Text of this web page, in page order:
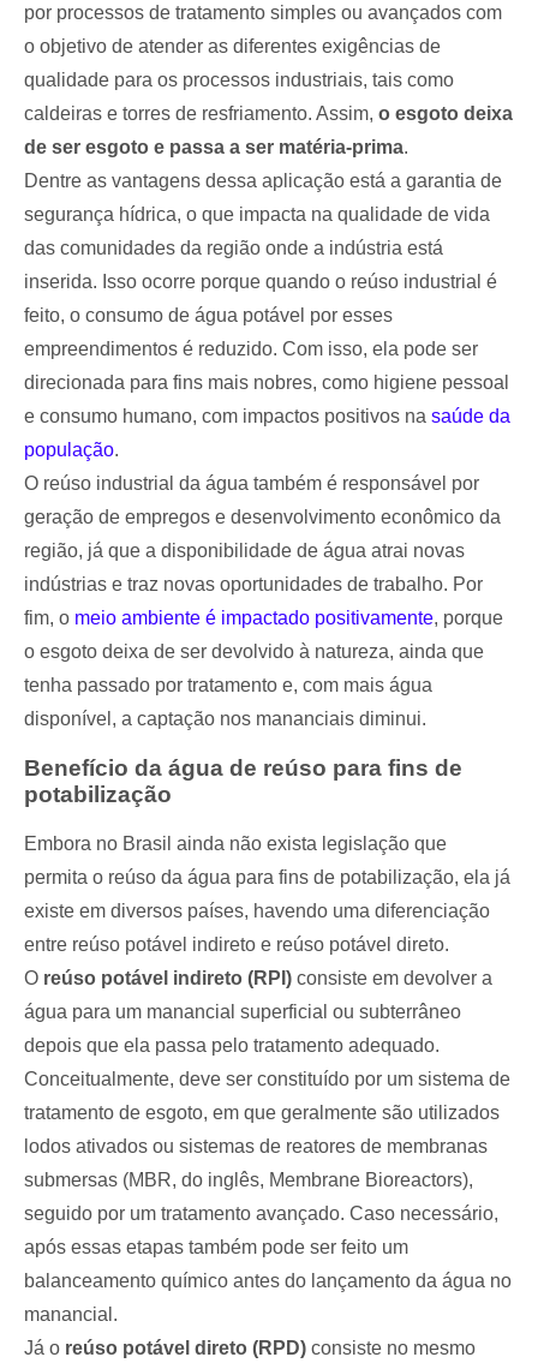
por processos de tratamento simples ou avançados com
o objetivo de atender as diferentes exigências de
qualidade para os processos industriais, tais como
caldeiras e torres de resfriamento. Assim, o esgoto deixa
de ser esgoto e passa a ser matéria-prima.
Dentre as vantagens dessa aplicação está a garantia de
segurança hídrica, o que impacta na qualidade de vida
das comunidades da região onde a indústria está
inserida. Isso ocorre porque quando o reúso industrial é
feito, o consumo de água potável por esses
empreendimentos é reduzido. Com isso, ela pode ser
direcionada para fins mais nobres, como higiene pessoal
e consumo humano, com impactos positivos na saúde da
população.
O reúso industrial da água também é responsável por
geração de empregos e desenvolvimento econômico da
região, já que a disponibilidade de água atrai novas
indústrias e traz novas oportunidades de trabalho. Por
fim, o meio ambiente é impactado positivamente, porque
o esgoto deixa de ser devolvido à natureza, ainda que
tenha passado por tratamento e, com mais água
disponível, a captação nos mananciais diminui.
Benefício da água de reúso para fins de
potabilização
Embora no Brasil ainda não exista legislação que
permita o reúso da água para fins de potabilização, ela já
existe em diversos países, havendo uma diferenciação
entre reúso potável indireto e reúso potável direto.
O reúso potável indireto (RPI) consiste em devolver a
água para um manancial superficial ou subterrâneo
depois que ela passa pelo tratamento adequado.
Conceitualmente, deve ser constituído por um sistema de
tratamento de esgoto, em que geralmente são utilizados
lodos ativados ou sistemas de reatores de membranas
submersas (MBR, do inglês, Membrane Bioreactors),
seguido por um tratamento avançado. Caso necessário,
após essas etapas também pode ser feito um
balanceamento químico antes do lançamento da água no
manancial.
Já o reúso potável direto (RPD) consiste no mesmo